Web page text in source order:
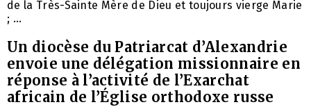
de la Très-Sainte Mère de Dieu et toujours vierge Marie
; ...
Un diocèse du Patriarcat d’Alexandrie
envoie une délégation missionnaire en
réponse à l’activité de l’Exarchat
africain de l’Église orthodoxe russe